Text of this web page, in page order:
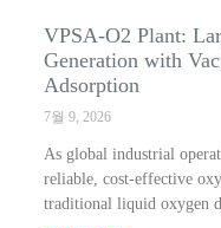
VPSA-O2 Plant:
Generation with
Adsorption
7월 9, 2026
As global industrial
reliable, cost-effective
traditional liquid oxygen